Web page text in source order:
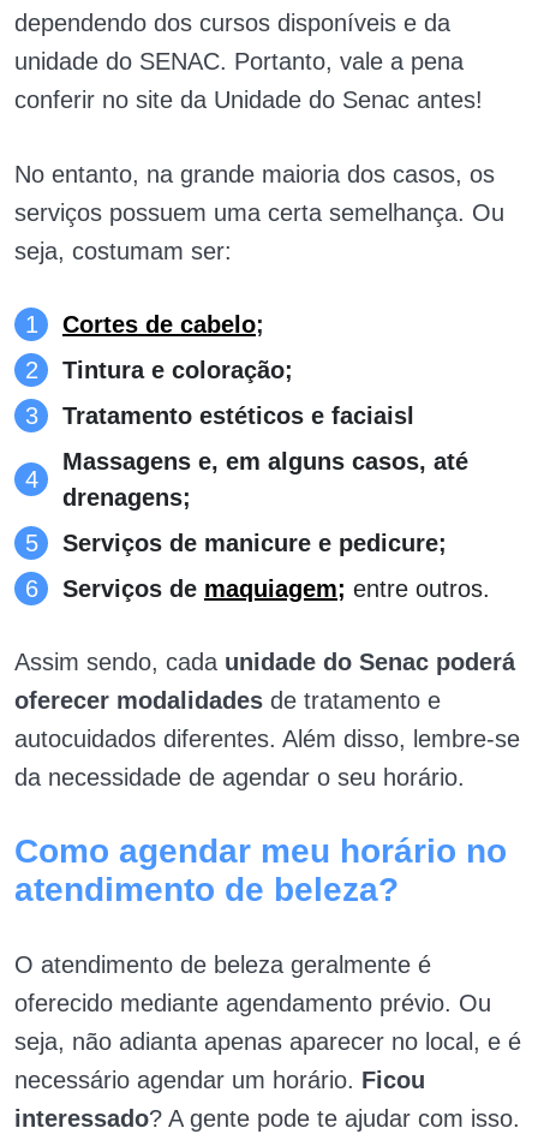
dependendo dos cursos disponíveis e da
unidade do SENAC. Portanto, vale a pena
conferir no site da Unidade do Senac antes!
No entanto, na grande maioria dos casos, os
serviços possuem uma certa semelhança. Ou
seja, costumam ser:
Cortes de cabelo;
Tintura e coloração;
Tratamento estéticos e faciaisl
Massagens e, em alguns casos, até
drenagens;
Serviços de manicure e pedicure;
Serviços de maquiagem; entre outros.
Assim sendo, cada unidade do Senac poderá
oferecer modalidades de tratamento e
autocuidados diferentes. Além disso, lembre-se
da necessidade de agendar o seu horário.
Como agendar meu horário no
atendimento de beleza?
O atendimento de beleza geralmente é
oferecido mediante agendamento prévio. Ou
seja, não adianta apenas aparecer no local, e é
necessário agendar um horário. Ficou
interessado? A gente pode te ajudar com isso.